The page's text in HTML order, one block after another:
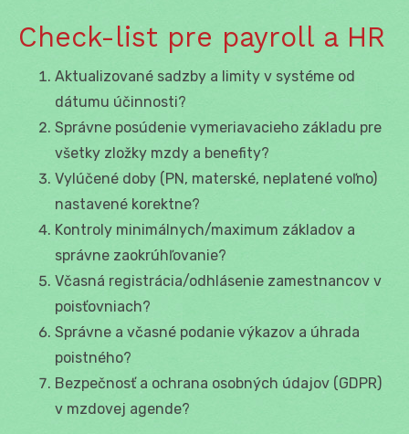
Check-list pre payroll a HR
Aktualizované sadzby a limity v systéme od
dátumu účinnosti?
Správne posúdenie vymeriavacieho základu pre
všetky zložky mzdy a benefity?
Vylúčené doby (PN, materské, neplatené voľno)
nastavené korektne?
Kontroly minimálnych/maximum základov a
správne zaokrúhľovanie?
Včasná registrácia/odhlásenie zamestnancov v
poisťovniach?
Správne a včasné podanie výkazov a úhrada
poistného?
Bezpečnosť a ochrana osobných údajov (GDPR)
v mzdovej agende?